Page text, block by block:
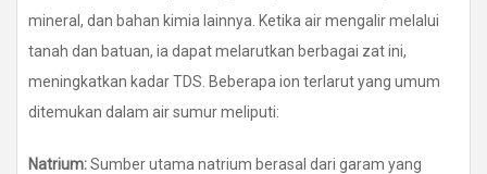
mineral, dan bahan kimia lainnya. Ketika air mengalir melalui
tanah dan batuan, ia dapat melarutkan berbagai zat ini,
meningkatkan kadar TDS. Beberapa ion terlarut yang umum
ditemukan dalam air sumur meliputi:
Natrium:Sumber utama natrium berasal dari garam yang